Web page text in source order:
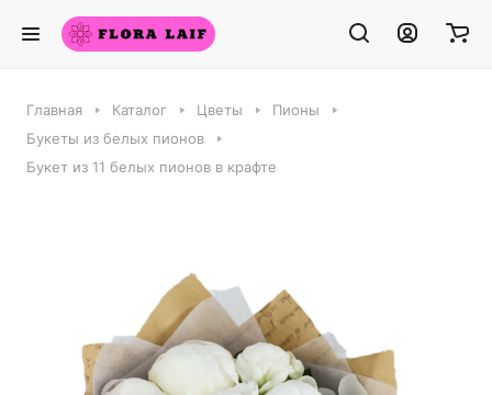
Главная Каталог Цветы
Пионы
Букеты из белых пионов
Букет из 11 белых пионов в крафте